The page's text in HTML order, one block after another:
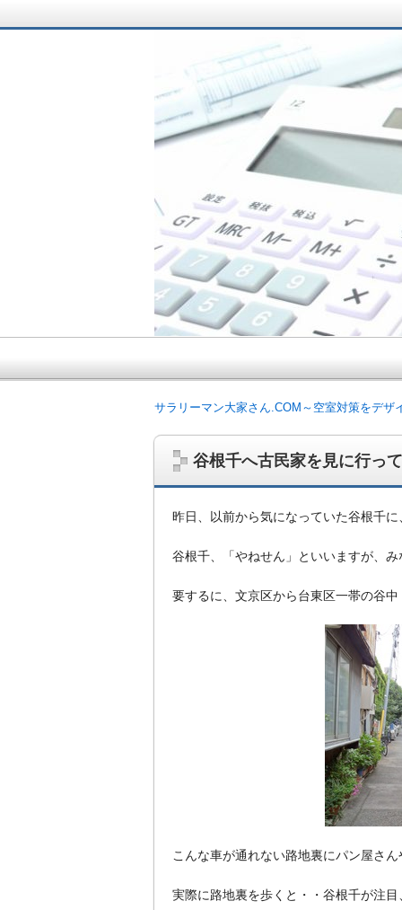
谷根千へ古民家を見に行っ
昨日、以前から気になっていた谷根千
谷根千、「やねせん」といいますが、
要するに、文京区から台東区一帯の谷
こんな車が通れない路地裏にパン屋さ
実際に路地裏を歩くと・・谷根千が注
サラリーマン大家さん.COM～空室対策をデザ
サラリーマン大家
サラリーマン大家さんを応援！マンショ
ム、大家さん自ら行うネット集客、コン
on書籍出版、多拠点居住の暮らしぶり、